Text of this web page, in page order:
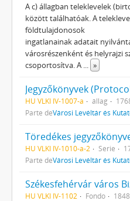
A c) állagban teleklevelek
között találhatóak. A
földtulajdonosok
ingatlanainak adatait
városrészenként és helyrajzi
csoportosítva. A ... »
Jegyzőkönyvek
HU VLKI IV-1007-a állag
Parte deVárosi Levéltár és
Töredékes
HU VLKI IV-1010-a-2 Serie
Parte deVárosi Levéltár és
HU VLKI IV-1102 Fondo